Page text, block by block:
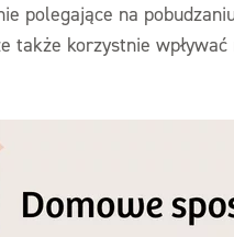
polegające na
także korzystnie